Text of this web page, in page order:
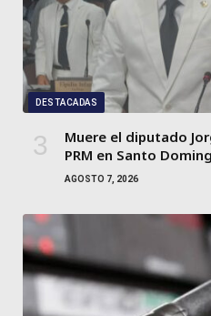
DESTACADAS
Muere el diputado
PRM en Santo
AGOSTO 7, 2026